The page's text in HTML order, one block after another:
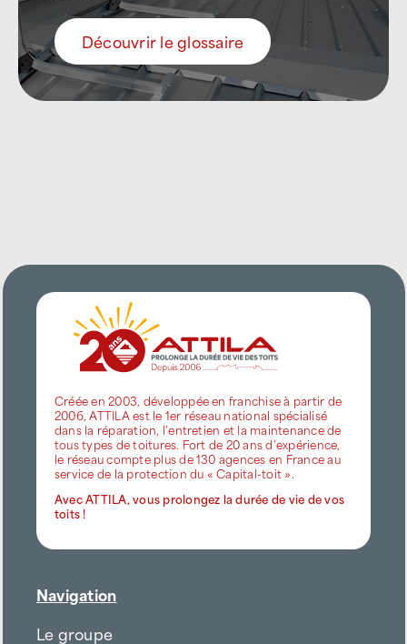
Découvrir le glossaire
Créée en 2003, développée en franchise à partir de
2006, ATTILA est le 1er réseau national spécialisé
dans la réparation, l’entretien et la maintenance de
tous types de toitures. Fort de 20 ans d’expérience,
le réseau compte plus de 130 agences en France au
service de la protection du « Capital-toit ».
Avec ATTILA, vous prolongez la durée de vie de vos
toits !
Navigation
Le groupe